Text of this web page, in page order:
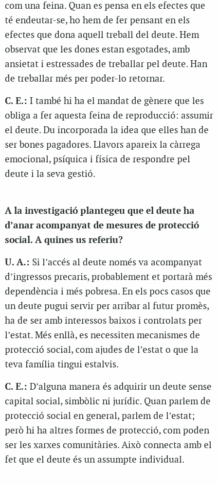
com una feina. Quan es pensa en els efectes que
té endeutar-se, ho hem de fer pensant en els
efectes que dona aquell treball del deute. Hem
observat que les dones estan esgotades, amb
ansietat i estressades de treballar pel deute. Han
de treballar més per poder-lo retornar.
C. E.: I també hi ha el mandat de gènere que les
obliga a fer aquesta feina de reproducció: assumir
el deute. Du incorporada la idea que elles han de
ser bones pagadores. Llavors apareix la càrrega
emocional, psíquica i física de respondre pel
deute i la seva gestió.
A la investigació plantegeu que el deute ha
d’anar acompanyat de mesures de protecció
social. A quines us referiu?
U. A.: Si l’accés al deute només va acompanyat
d’ingressos precaris, probablement et portarà més
dependència i més pobresa. En els pocs casos que
un deute pugui servir per arribar al futur promès,
ha de ser amb interessos baixos i controlats per
l’estat. Més enllà, es necessiten mecanismes de
protecció social, com ajudes de l’estat o que la
teva família tingui estalvis.
C. E.: D’alguna manera és adquirir un deute sense
capital social, simbòlic ni jurídic. Quan parlem de
protecció social en general, parlem de l’estat;
però hi ha altres formes de protecció, com poden
ser les xarxes comunitàries. Això connecta amb el
fet que el deute és un assumpte individual.